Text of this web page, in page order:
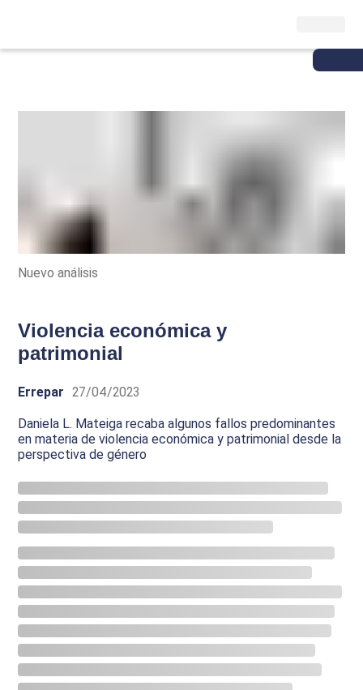
Nuevo análisis
Violencia económica y
patrimonial
Errepar 27/04/2023
Daniela L. Mateiga recaba algunos fallos predominantes
en materia de violencia económica y patrimonial desde la
perspectiva de género